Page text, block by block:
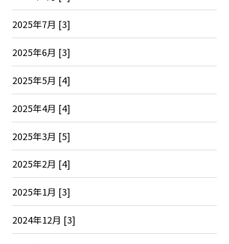
2025年7月 [3]
2025年6月 [3]
2025年5月 [4]
2025年4月 [4]
2025年3月 [5]
2025年2月 [4]
2025年1月 [3]
2024年12月 [3]